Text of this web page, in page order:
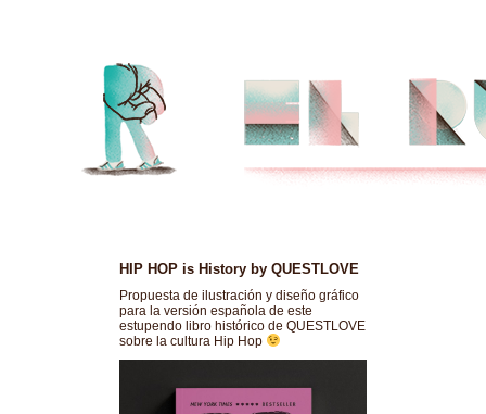
HIP HOP is History by QUESTLOVE
Propuesta de ilustración y diseño gráfico
para la versión española de este
estupendo libro histórico de QUESTLOVE
sobre la cultura Hip Hop